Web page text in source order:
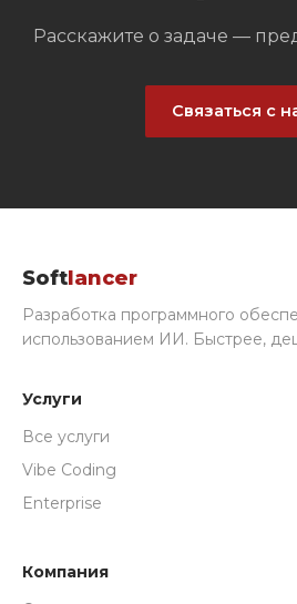
Расскажите о задаче —
Связаться с
Softlancer
Разработка программного
использованием ИИ. Быстрее,
Услуги
Все услуги
Vibe Coding
Enterprise
Компания